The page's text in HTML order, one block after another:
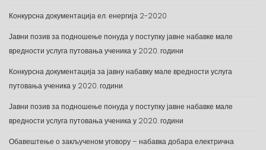
Конкурсна документација ел. енергија 2-2020
Јавни позив за подношење понуда у поступку јавне набавке мале
вредности услуга путовања ученика у 2020. години
Конкурсна документација за јавну набавку мале вредности услуга
путовања ученика у 2020. години
Јавни позив за подношење понуда у поступку јавне набавке мале
вредности услуга путовања ученика у 2020. години
Обавештење о закљученом уговору – набавка добара електрична